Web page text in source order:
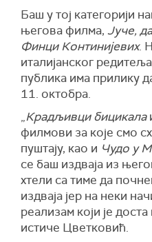
Баш у тој категорији
његова филма, Јуче,
Финци Континијевих.
италијанског
публика има прилику
11. октобра.
„Крадљивци бицикала
филмови за које смо
пуштају, као и Чудо у
се баш издваја из
хтели са тиме да
издваја јер на неки
реализам који је
истиче Цветковић.